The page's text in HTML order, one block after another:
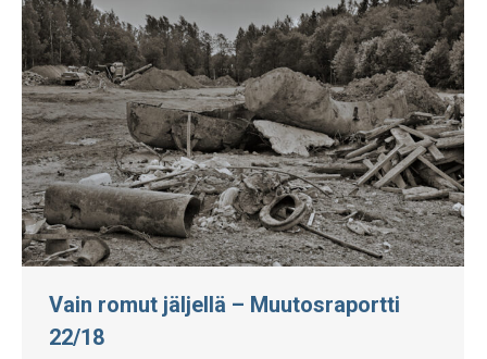
Vain romut jäljellä – Muutosraportti
22/18